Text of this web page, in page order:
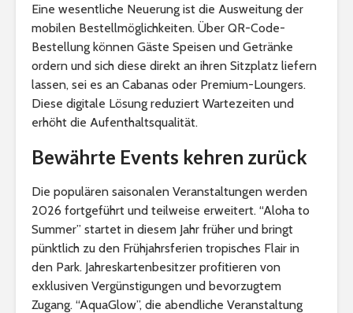
Eine wesentliche Neuerung ist die Ausweitung der
mobilen Bestellmöglichkeiten. Über QR-Code-
Bestellung können Gäste Speisen und Getränke
ordern und sich diese direkt an ihren Sitzplatz liefern
lassen, sei es an Cabanas oder Premium-Loungers.
Diese digitale Lösung reduziert Wartezeiten und
erhöht die Aufenthaltsqualität.
Bewährte Events kehren zurück
Die populären saisonalen Veranstaltungen werden
2026 fortgeführt und teilweise erweitert. “Aloha to
Summer” startet in diesem Jahr früher und bringt
pünktlich zu den Frühjahrsferien tropisches Flair in
den Park. Jahreskartenbesitzer profitieren von
exklusiven Vergünstigungen und bevorzugtem
Zugang. “AquaGlow”, die abendliche Veranstaltung